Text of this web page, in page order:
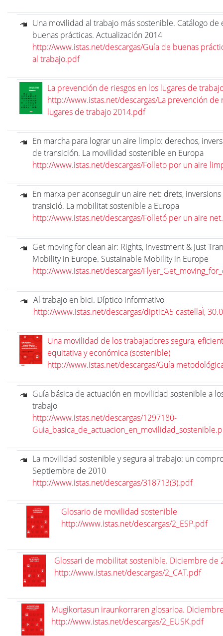
Una movilidad al trabajo más sostenible. Catálogo de
buenas prácticas. Actualización 2014
http://www.istas.net/descargas/Guía de buenas
al trabajo.pdf
La prevención de riesgos en los lugares de
http://www.istas.net/descargas/La prevención de
lugares de trabajo 2014.pdf
En marcha para lograr un aire limpio: derechos,
de transición. La movilidad sostenible en Europa
http://www.istas.net/descargas/Folleto por un aire
En marxa per aconseguir un aire net: drets,
transició. La mobilitat sostenible a Europa
http://www.istas.net/descargas/Folletó per un aire
Get moving for clean air: Rights, Investment & Just
Mobility in Europe. Sustainable Mobility in Europe
http://www.istas.net/descargas/
Al trabajo en bici. Díptico informativo
http://www.istas.net/descargas/dipticA5 castellaÌ,
Una movilidad de los trabajadores segura,
equitativa y económica (sostenible)
http://www.istas.net/descargas/Guía
Guía básica de actuación en movilidad sostenible a
trabajo
http://www.istas.net/descargas/1297180-
La movilidad sostenible y segura al trabajo: un
Septiembre de 2010
http://www.istas.net/descargas/318713(3).pdf
Glosario de movilidad sostenible
http://www.istas.net/descargas/2_ESP.pdf
Glossari de mobilitat sostenible. Diciembre de
http://www.istas.net/descargas/2_CAT.pdf
Mugikortasun iraunkorraren glosarioa.
http://www.istas.net/descargas/2_EUSK.pdf